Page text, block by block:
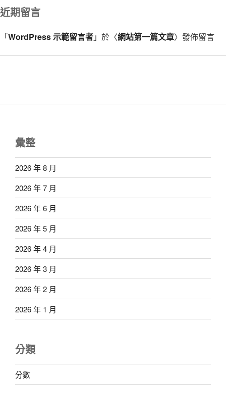
近期留言
「WordPress 示範留言者」於〈網站第一篇文章〉發佈留言
彙整
2026 年 8 月
2026 年 7 月
2026 年 6 月
2026 年 5 月
2026 年 4 月
2026 年 3 月
2026 年 2 月
2026 年 1 月
分類
分數